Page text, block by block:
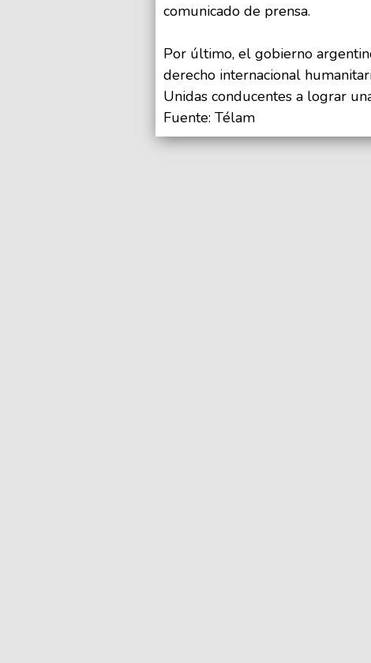
comunicado de prensa.
Por último, el gobierno
derecho internacional
Unidas conducentes a lograr
Fuente: Télam